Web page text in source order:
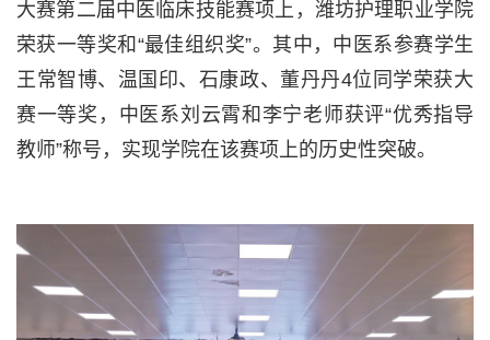
大赛第二届中医临床技能赛项上，潍坊护理职业学院
荣获一等奖和“最佳组织奖”。其中，中医系参赛学生
王常智博、温国印、石康政、董丹丹4位同学荣获大
赛一等奖，中医系刘云霄和李宁老师获评“优秀指导
教师”称号，实现学院在该赛项上的历史性突破。